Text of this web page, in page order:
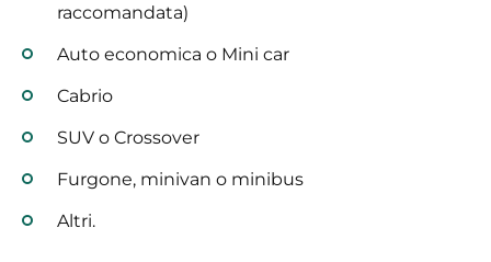
raccomandata)
Auto economica o Mini car
Cabrio
SUV o Crossover
Furgone, minivan o minibus
Altri.